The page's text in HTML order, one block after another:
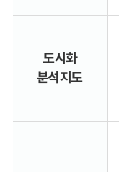
도시화
분석지도